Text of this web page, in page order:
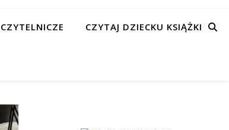
CZYTAJ DZIECKU KSIĄŻKI